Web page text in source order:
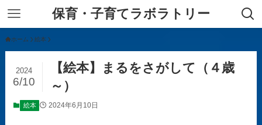
保育・子育てラボラトリー
ホーム 絵本
【絵本】まるをさがして（４歳
～）
2024
6/10
絵本 2024年6月10日